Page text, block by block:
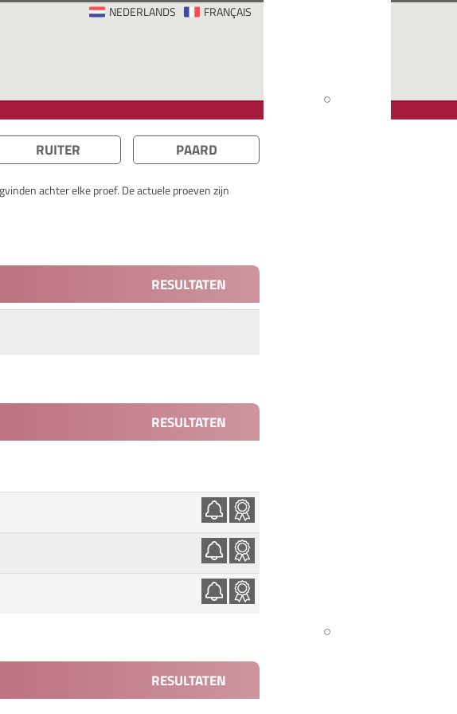
FRANÇAIS
NEDERLANDS
RUITER PAARD
achter elke proef. De actuele proeven zijn
RESULTATEN
RESULTATEN
RESULTATEN